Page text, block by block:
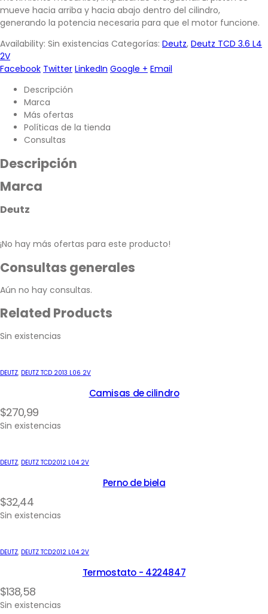
mueve hacia arriba y hacia abajo dentro del cilindro,
generando la potencia necesaria para que el motor funcione.
Availability: Sin existencias Categorías: Deutz, Deutz TCD 3.6 L4
2V
Facebook Twitter LinkedIn Google + Email
Descripción
Marca
Más ofertas
Políticas de la tienda
Consultas
Descripción
Marca
Deutz
¡No hay más ofertas para este producto!
Consultas generales
Aún no hay consultas.
Related Products
Sin existencias
DEUTZ, DEUTZ TCD 2013 L06 2V
Camisas de cilindro
$270,99
Sin existencias
DEUTZ, DEUTZ TCD2012 L04 2V
Perno de biela
$32,44
Sin existencias
DEUTZ, DEUTZ TCD2012 L04 2V
Termostato - 4224847
$138,58
Sin existencias